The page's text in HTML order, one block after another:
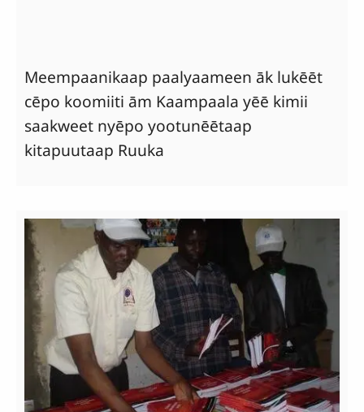
Meempaanikaap paalyaameen āk lukēēt
cēpo koomiiti ām Kaampaala yēē kimii
saakweet nyēpo yootunēētaap
kitapuutaap Ruuka